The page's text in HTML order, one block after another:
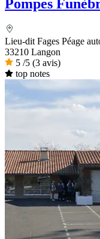
Pompes
Lieu-dit Fages Péage
33210 Langon
5 /5 (3 avis)
top notes